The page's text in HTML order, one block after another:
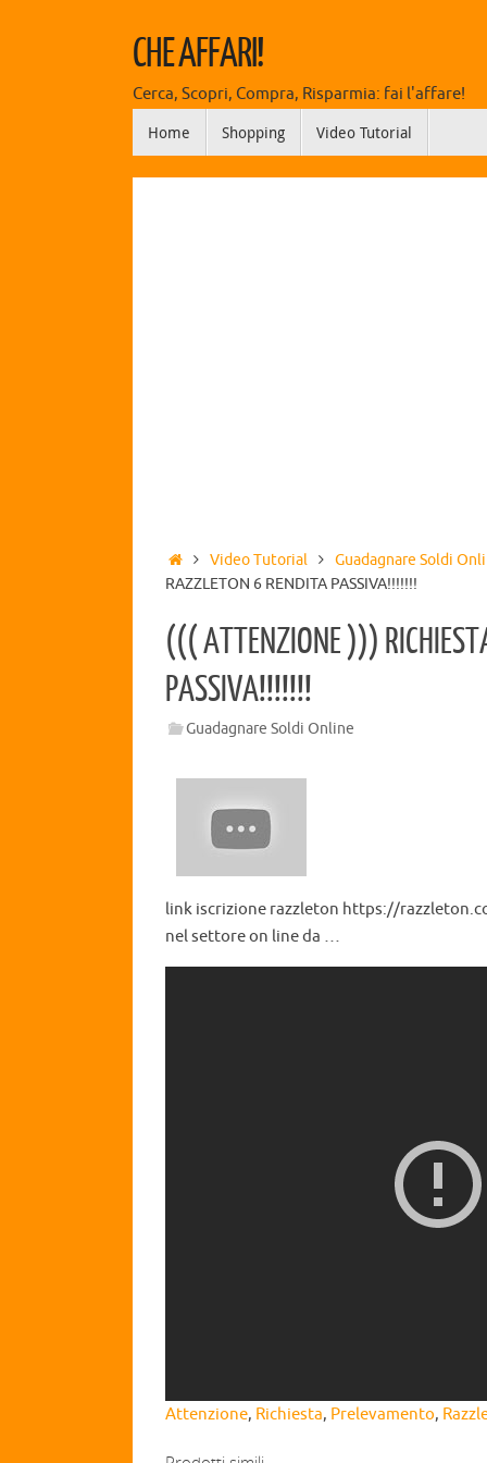
CHE AFFARI!
Cerca, Scopri, Compra, Risparmia: fai l'affare!
Home
Shopping Video Tutorial
Video Tutorial
Guadagnare Soldi
RAZZLETON 6 RENDITA PASSIVA!!!!!!!
((( ATTENZIONE )))
PASSIVA!!!!!!!
Guadagnare Soldi Online
link iscrizione razzleton https://
nel settore on line da …
Attenzione, Richiesta, Prelevamento,